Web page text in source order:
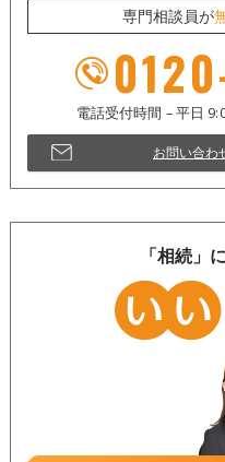
専門相談員が
お問い合わ
「相続」